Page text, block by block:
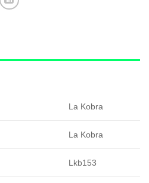
La Kobra
La Kobra
Lkb153